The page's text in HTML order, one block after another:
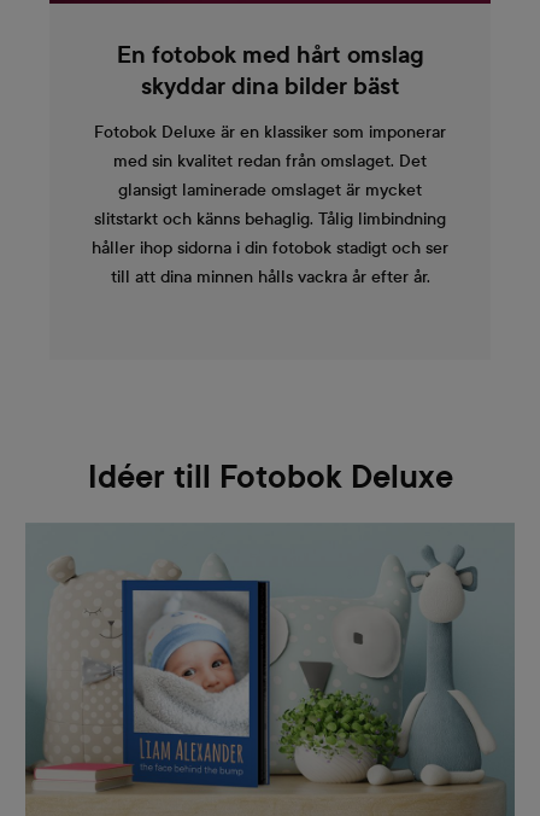
En fotobok med hårt omslag
skyddar dina bilder bäst
Fotobok Deluxe är en klassiker som imponerar
med sin kvalitet redan från omslaget. Det
glansigt laminerade omslaget är mycket
slitstarkt och känns behaglig. Tålig limbindning
håller ihop sidorna i din fotobok stadigt och ser
till att dina minnen hålls vackra år efter år.
Idéer till Fotobok Deluxe